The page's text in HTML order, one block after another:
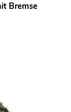
Bremse